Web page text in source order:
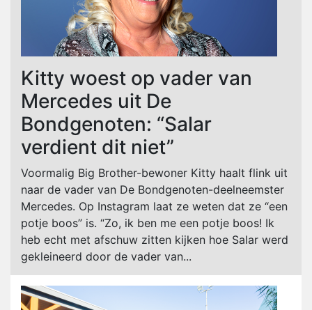
Kitty woest op vader van
Mercedes uit De
Bondgenoten: “Salar
verdient dit niet”
Voormalig Big Brother-bewoner Kitty haalt flink uit
naar de vader van De Bondgenoten-deelneemster
Mercedes. Op Instagram laat ze weten dat ze “een
potje boos” is. “Zo, ik ben me een potje boos! Ik
heb echt met afschuw zitten kijken hoe Salar werd
gekleineerd door de vader van...